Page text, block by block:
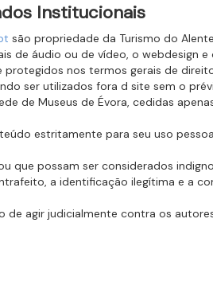
Institucionais
são propriedade da Turismo do
de áudio ou de vídeo, o webdesign
nos termos gerais de
ser utilizados fora d site sem o
de Museus de Évora, cedidas
estritamente para seu uso
que possam ser considerados
a identificação ilegítima e a
de agir judicialmente contra os